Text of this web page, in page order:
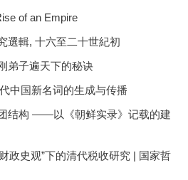
of an Empire
選輯, 十六至二十世紀初
弟子遍天下的秘诀
中国新名词的生成与传播
结构 ——以《朝鲜实录》记载的建
政史观”下的清代税收研究 | 国家哲